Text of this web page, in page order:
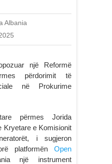
Albania
një Reformë
përdorimit të
në Prokurime
përmes Jorida
Kryetare e Komisionit
i sugjeron
platformën Open
një instrument